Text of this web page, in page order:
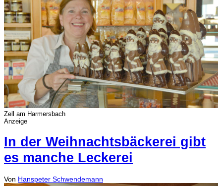
Zell am Harmersbach
Anzeige
In der Weihnachtsbäckerei gibt
es manche Leckerei
Von Hanspeter Schwendemann